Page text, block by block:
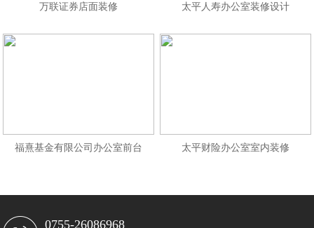
万联证券店面装修 太平人寿办公室装修设计
福熹基金有限公司办公室前台 太平财险办公室室内装修
0755-26086968